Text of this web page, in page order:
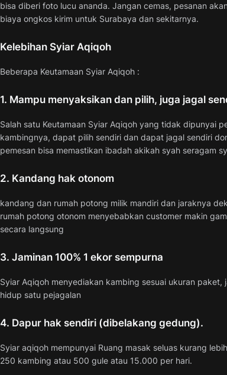
bisa diberi foto lucu ananda. Jangan cemas, pesanan
biaya ongkos kirim untuk Surabaya dan sekitarnya.
Kelebihan Syiar Aqiqoh
Beberapa Keutamaan Syiar Aqiqoh :
1. Mampu menyaksikan dan pilih, juga jagal
Salah satu Keutamaan Syiar Aqiqoh yang tidak dipunyai
kambingnya, dapat pilih sendiri dan dapat jagal sendiri
pemesan bisa memastikan ibadah akikah syah seragam
2. Kandang hak otonom
kandang dan rumah potong milik mandiri dan jaraknya
rumah potong otonom menyebabkan customer makin
secara langsung
3. Jaminan 100% 1 ekor sempurna
Syiar Aqiqoh menyediakan kambing sesuai ukuran paket,
hidup satu pejagalan
4. Dapur hak sendiri (dibelakang gedung).
Syiar aqiqoh mempunyai Ruang masak seluas kurang
250 kambing atau 500 gule atau 15.000 per hari.